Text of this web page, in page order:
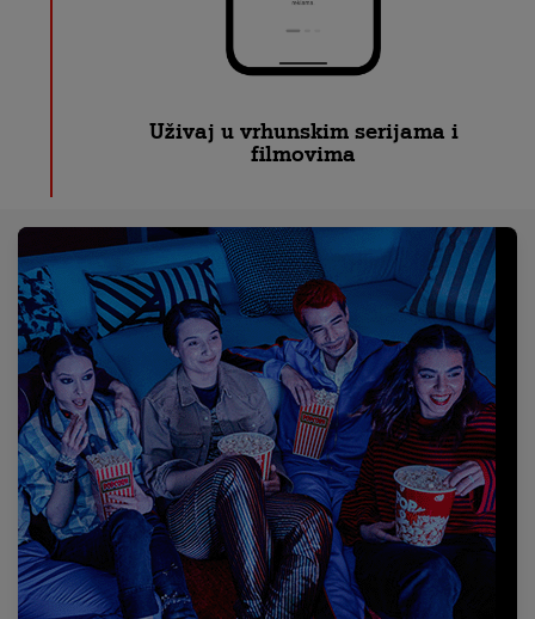
Uživaj u vrhunskim serijama i
filmovima